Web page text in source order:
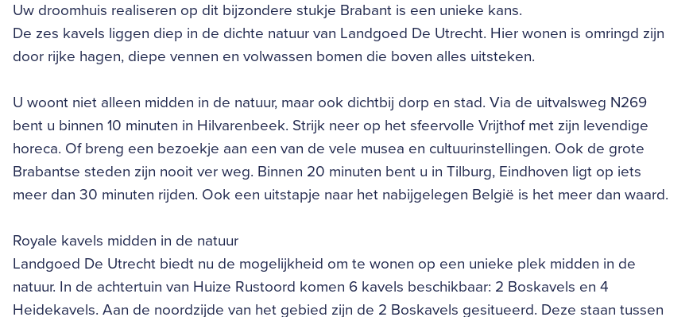
Uw droomhuis realiseren op dit bijzondere stukje Brabant is een unieke kans.
De zes kavels liggen diep in de dichte natuur van Landgoed De Utrecht. Hier wonen is omringd zijn
door rijke hagen, diepe vennen en volwassen bomen die boven alles uitsteken.
U woont niet alleen midden in de natuur, maar ook dichtbij dorp en stad. Via de uitvalsweg N269
bent u binnen 10 minuten in Hilvarenbeek. Strijk neer op het sfeervolle Vrijthof met zijn levendige
horeca. Of breng een bezoekje aan een van de vele musea en cultuurinstellingen. Ook de grote
Brabantse steden zijn nooit ver weg. Binnen 20 minuten bent u in Tilburg, Eindhoven ligt op iets
meer dan 30 minuten rijden. Ook een uitstapje naar het nabijgelegen België is het meer dan waard.
Royale kavels midden in de natuur
Landgoed De Utrecht biedt nu de mogelijkheid om te wonen op een unieke plek midden in de
natuur. In de achtertuin van Huize Rustoord komen 6 kavels beschikbaar: 2 Boskavels en 4
Heidekavels. Aan de noordzijde van het gebied zijn de 2 Boskavels gesitueerd. Deze staan tussen